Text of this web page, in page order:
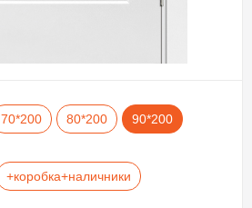
70*200 80*200 90*200
+коробка+наличники